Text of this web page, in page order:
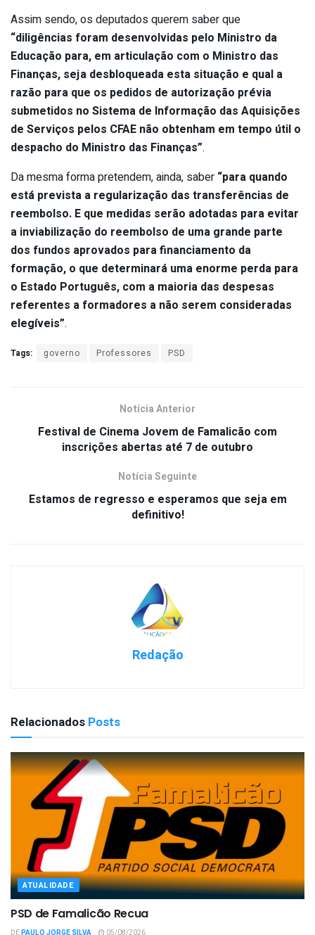
Assim sendo, os deputados querem saber que
“diligências foram desenvolvidas pelo Ministro da
Educação para, em articulação com o Ministro das
Finanças, seja desbloqueada esta situação e qual a
razão para que os pedidos de autorização prévia
submetidos no Sistema de Informação das Aquisições
de Serviços pelos CFAE não obtenham em tempo útil o
despacho do Ministro das Finanças”.
Da mesma forma pretendem, ainda, saber “para quando
está prevista a regularização das transferências de
reembolso. E que medidas serão adotadas para evitar
a inviabilização do reembolso de uma grande parte
dos fundos aprovados para financiamento da
formação, o que determinará uma enorme perda para
o Estado Português, com a maioria das despesas
referentes a formadores a não serem consideradas
elegíveis”.
Tags: governo Professores PSD
Notícia Anterior
Festival de Cinema Jovem de Famalicão com
inscrições abertas até 7 de outubro
Notícia Seguinte
Estamos de regresso e esperamos que seja em
definitivo!
Redação
Relacionados Posts
ATUALIDADE
PSD de Famalicão Recua
DE PAULO JORGE SILVA 05/08/2026